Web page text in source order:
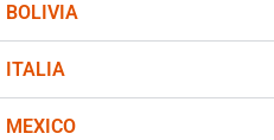
BOLIVIA
ITALIA
MEXICO